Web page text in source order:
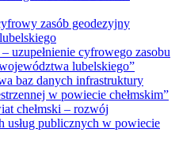
zasób geodezyjny
uzupełnienie cyfrowego zasobu
lubelskiego”
baz danych infrastruktury
w powiecie chełmskim”
chełmski – rozwój
usług publicznych w powiecie